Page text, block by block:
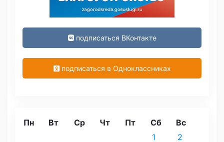
подписаться ВКонтакте
подписаться в Одноклассниках
Пн Вт Ср Чт Пт Сб Вс
1
2